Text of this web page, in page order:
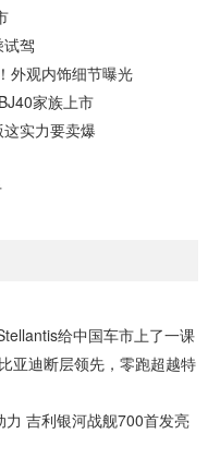
驾
外观内饰细节曝光
家族上市
实力要卖爆
给中国车市上了一课
亚迪断层领先，零跑超越特
吉利银河战舰700首发亮